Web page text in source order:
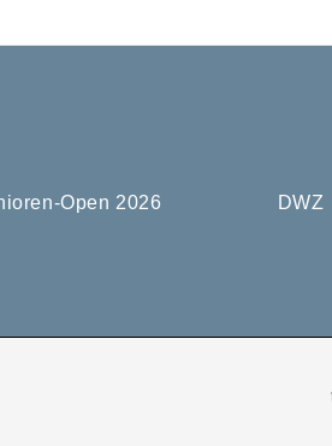
Open 2026 DWZ